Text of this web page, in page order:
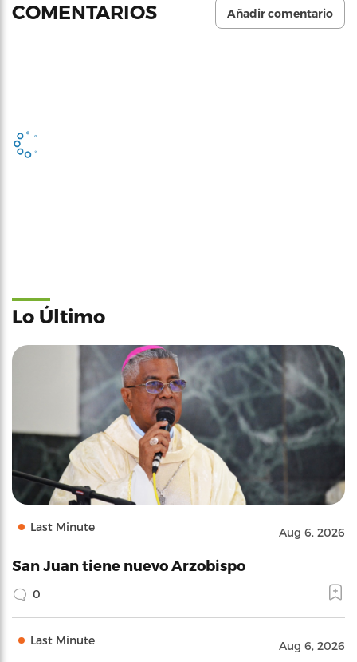
COMENTARIOS Añadir comentario
San Juan tiene nuevo Arzobispo
Last Minute Aug 6, 2026
Van al Tribunal por requisitos del DE en
Remedio Provisional de Educación Especial
Aug 6, 2026
Junta Fiscal aprueba uso de reserva de
emergencia para atender la sequía